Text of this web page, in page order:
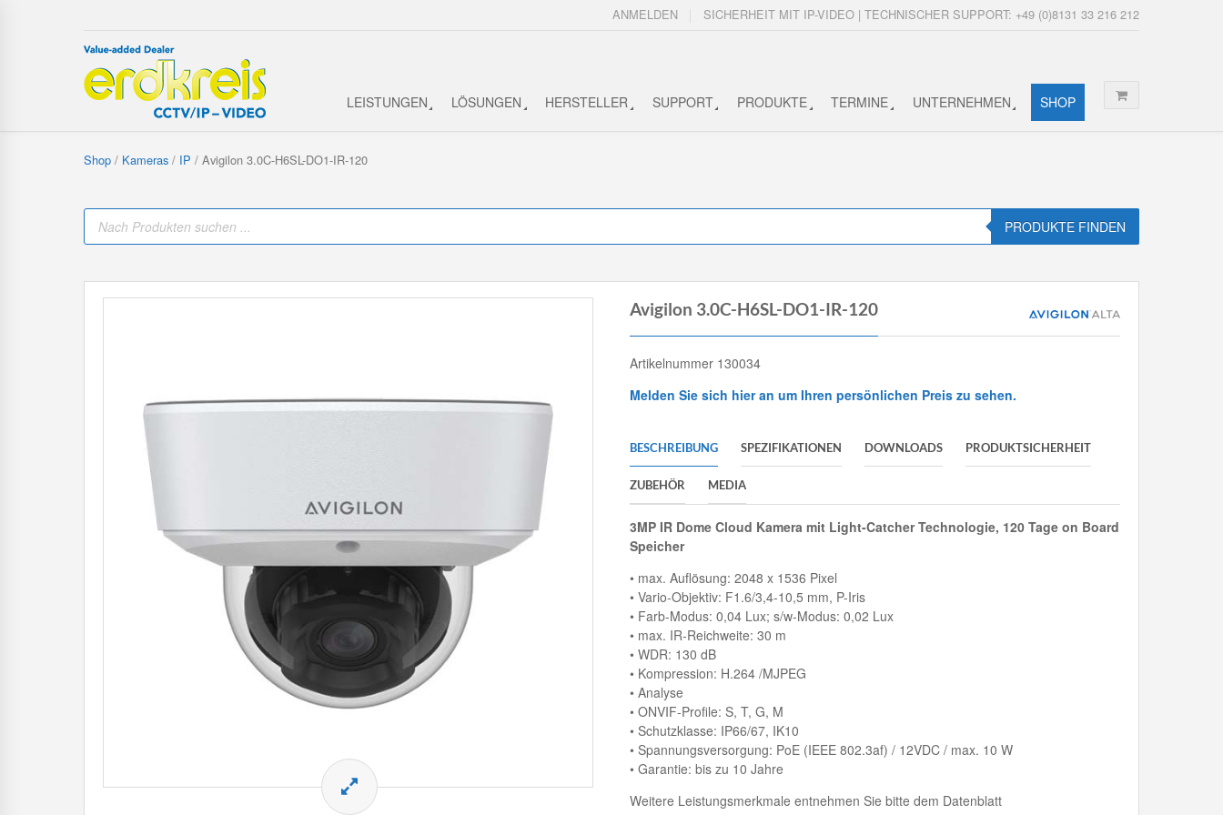
SICHERHEIT MIT IP-VIDEO | TECHNISCHER SUPPORT: +49 (0)8131 33 216 212
ANMELDEN
LEISTUNGEN LÖSUNGEN HERSTELLER SUPPORT PRODUKTE TERMINE UNTERNEHMEN SHOP
Shop / Kameras / IP / Avigilon 3.0C-H6SL-DO1-IR-120
P
o
PRODUKTE FINDEN
Avigilon 3.0C-H6SL-DO1-IR-120
Artikelnummer 130034
Melden Sie sich hier an um Ihren persönlichen Preis zu sehen.
BESCHREIBUNG SPEZIFIKATIONEN DOWNLOADS PRODUKTSICHERHEIT
ZUBEHÖR MEDIA
3MP IR Dome Cloud Kamera mit Light-Catcher Technologie, 120 Tage on Board
Speicher
• max. Auflösung: 2048 x 1536 Pixel
• Vario-Objektiv: F1.6/3,4-10,5 mm, P-Iris
• Farb-Modus: 0,04 Lux; s/w-Modus: 0,02 Lux
• max. IR-Reichweite: 30 m
• WDR: 130 dB
• Kompression: H.264 /MJPEG
• Analyse
• ONVIF-Profile: S, T, G, M
• Schutzklasse: IP66/67, IK10
• Spannungsversorgung: PoE (IEEE 802.3af) / 12VDC / max. 10 W
• Garantie: bis zu 10 Jahre
Weitere Leistungsmerkmale entnehmen Sie bitte dem Datenblatt